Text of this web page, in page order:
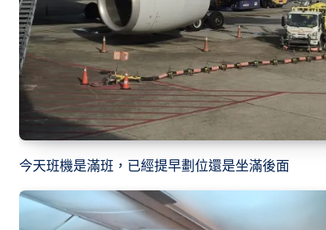
今天班機是滿班，已經提早劃位還是坐滿後面